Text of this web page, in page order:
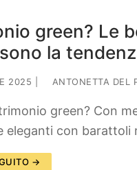
green? Le
la
2025 ANTONETTA DEL
green? Con
eleganti con
→